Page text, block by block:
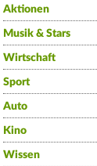
Aktionen
Musik & Stars
Wirtschaft
Sport
Auto
Kino
Wissen